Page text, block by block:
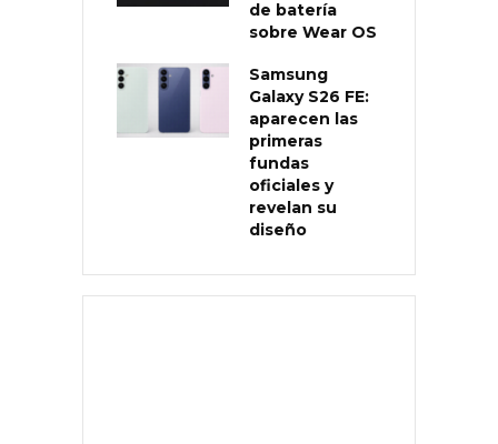
de batería
sobre Wear OS
Samsung
Galaxy S26 FE:
aparecen las
primeras
fundas
oficiales y
revelan su
diseño